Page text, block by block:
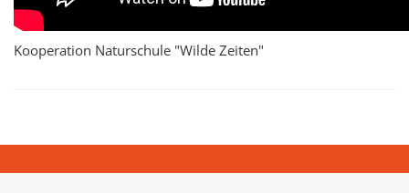
Kooperation Naturschule "Wilde Zeiten"